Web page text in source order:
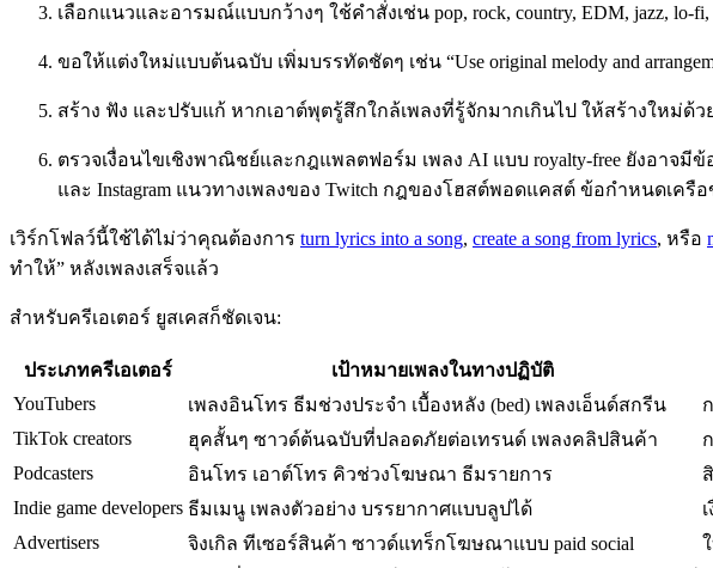
เลือกแนวและอารมณ์แบบกว้างๆ ใช้คำสั่งเช่น pop, rock, country, EDM, jazz, lo-
ขอให้แต่งใหม่แบบต้นฉบับ เพิ่มบรรทัดชัดๆ เช่น “Use original melody and
สร้าง ฟัง และปรับแก้ หากเอาต์พุตรู้สึกใกล้เพลงที่รู้จักมากเกินไป ให้สร้างใหม่
ตรวจเงื่อนไขเชิงพาณิชย์และกฎแพลตฟอร์ม เพลง AI แบบ royalty-free ยังอาจมี
และ Instagram แนวทางเพลงของ Twitch กฎของโฮสต์พอดแคสต์ ข้อกำหนดเ
เวิร์กโฟลว์นี้ใช้ได้ไม่ว่าคุณต้องการ turn lyrics into a song, create a song from lyrics, หรือ
ทำให้” หลังเพลงเสร็จแล้ว
สำหรับครีเอเตอร์ ยูสเคสก็ชัดเจน:
ประเภทครีเอเตอร์ เป้าหมายเพลงในทางปฏิบัติ
YouTubers
เพลงอินโทร ธีมช่วงประจำ เบื้องหลัง (bed) เพลงเอ็นด์สกรีน
TikTok creators
ฮุคสั้นๆ ซาวด์ต้นฉบับที่ปลอดภัยต่อเทรนด์ เพลงคลิปสินค้า
Podcasters
อินโทร เอาต์โทร คิวช่วงโฆษณา ธีมรายการ
Indie game developers ธีมเมนู เพลงตัวอย่าง บรรยากาศแบบลูปได้
Advertisers
จิงเกิล ทีเซอร์สินค้า ซาวด์แทร็กโฆษณาแบบ paid social